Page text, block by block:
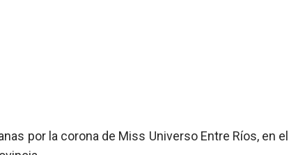
por la corona de Miss Universo Entre Ríos, en el